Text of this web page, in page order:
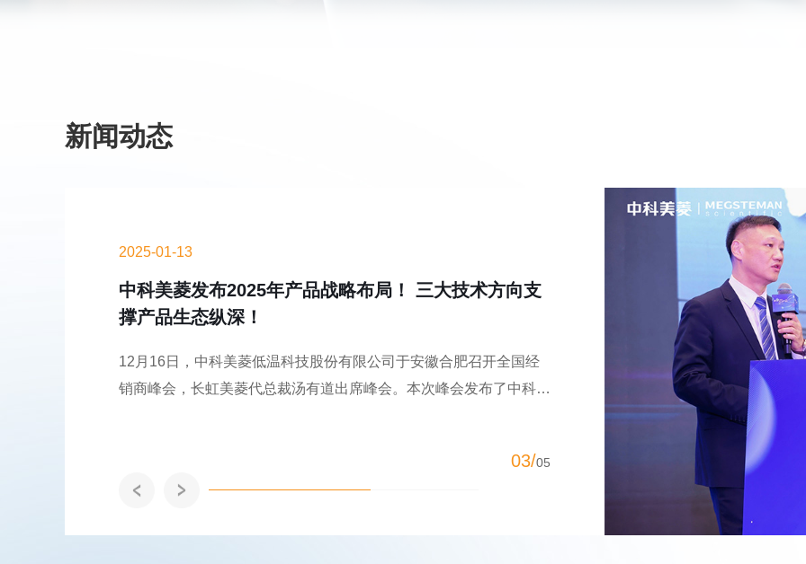
新闻动态
2025-01-13
中科美菱发布2025年产品战略布局！ 三大技术方向支
撑产品生态纵深！
12月16日，中科美菱低温科技股份有限公司于安徽合肥召开全国经
销商峰会，长虹美菱代总裁汤有道出席峰会。本次峰会发布了中科美
03/05